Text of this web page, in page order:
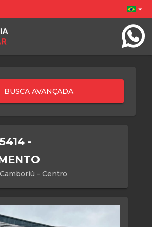
arrow_drop_down
-
- Centro